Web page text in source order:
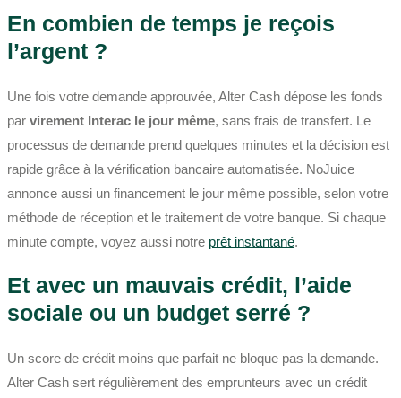
En combien de temps je reçois
l’argent ?
Une fois votre demande approuvée, Alter Cash dépose les fonds
par virement Interac le jour même, sans frais de transfert. Le
processus de demande prend quelques minutes et la décision est
rapide grâce à la vérification bancaire automatisée. NoJuice
annonce aussi un financement le jour même possible, selon votre
méthode de réception et le traitement de votre banque. Si chaque
minute compte, voyez aussi notre prêt instantané.
Et avec un mauvais crédit, l’aide
sociale ou un budget serré ?
Un score de crédit moins que parfait ne bloque pas la demande.
Alter Cash sert régulièrement des emprunteurs avec un crédit